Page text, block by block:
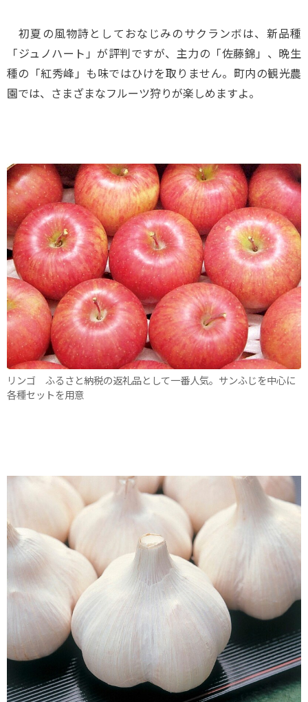
初夏の風物詩としておなじみのサクランボは、新品種
「ジュノハート」が評判ですが、主力の「佐藤錦」、晩生
種の「紅秀峰」も味ではひけを取りません。町内の観光農
園では、さまざまなフルーツ狩りが楽しめますよ。
リンゴ ふるさと納税の返礼品として一番人気。サンふじを中心に
各種セットを用意